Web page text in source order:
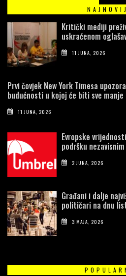
Kritički mediji
uskraćenom
11 JUNA, 2026
Prvi čovjek New York Timesa
budućnosti u kojoj će biti sve manje
11 JUNA, 2026
Evropske
podršku
2 JUNA, 2026
Građani i dalje
političari na dnu
3 MAJA, 2026